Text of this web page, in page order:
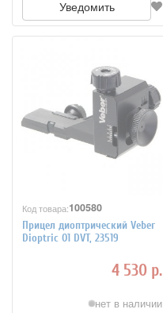
Уведомить
Код товара:100580
Прицел диоптрический Veber
Dioptric 01 DVT, 23519
4 530 р.
нет в наличии